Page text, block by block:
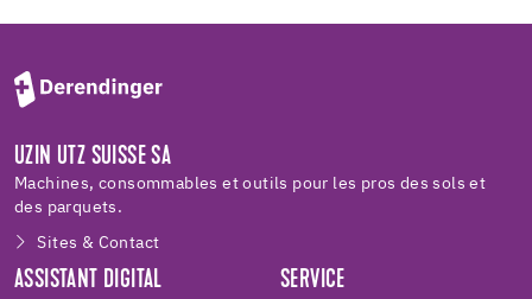
UZIN UTZ SUISSE SA
Machines, consommables et outils pour les pros des sols et
des parquets.
Sites & Contact
ASSISTANT DIGITAL SERVICE